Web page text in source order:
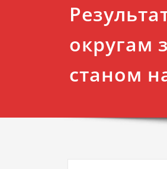
округам
станом